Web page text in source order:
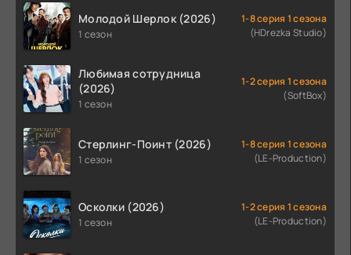
Молодой Шерлок (2026)
1 сезон
1-8 серия 1 сезона
(HDrezka Studio)
Любимая сотрудница
(2026)
1 сезон
1-2 серия 1 сезона
(SoftBox)
Стерлинг-Поинт (2026)
1 сезон
1-8 серия 1 сезона
(LE-Production)
Осколки (2026)
1 сезон
1-2 серия 1 сезона
(LE-Production)